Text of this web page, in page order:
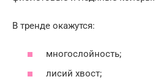
В тренде окажутся:
многослойность;
лисий хвост;